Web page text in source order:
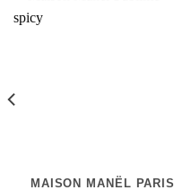
MAISON MANËL PARIS